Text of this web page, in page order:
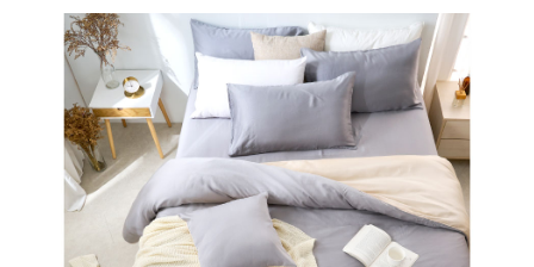
權轉讓予恩沛科技股份有限公司。
２．關於個人資料處理事宜，請瀏覽以下網址：
https://aftee.tw/terms/#terms3
３．未成年的使用者請事先徵得法定代理人或監護人之同意方可使用
「AFTEE先享後付」，若未經同意申辦者引起之損失，本公司不負相關責
４．使用「AFTEE先享後付」時，將依據個別帳號之用戶狀況，依本公司即
時審查核予不同之上限額度；若仍有額度不足之情形，本公司將視審查結果
請求用戶進行身份認證。
５．嚴禁一人註冊多個帳號或使用他人資訊註冊。若發現惡意使用之情形，
恩沛科技股份有限公司將有權停止該用戶之使用額度並採取法律行動。
新竹貨運
每筆NT$80，滿NT$999(含以上)免運費